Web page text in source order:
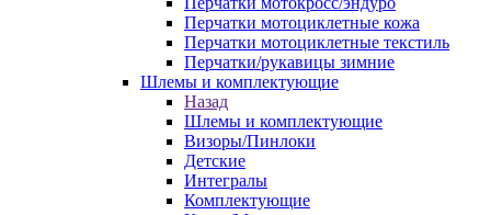
Перчатки мотоциклетные кожа
Перчатки мотоциклетные текстиль
Перчатки/рукавицы зимние
Шлемы и комплектующие
Назад
Шлемы и комплектующие
Визоры/Пинлоки
Детские
Интегралы
Комплектующие